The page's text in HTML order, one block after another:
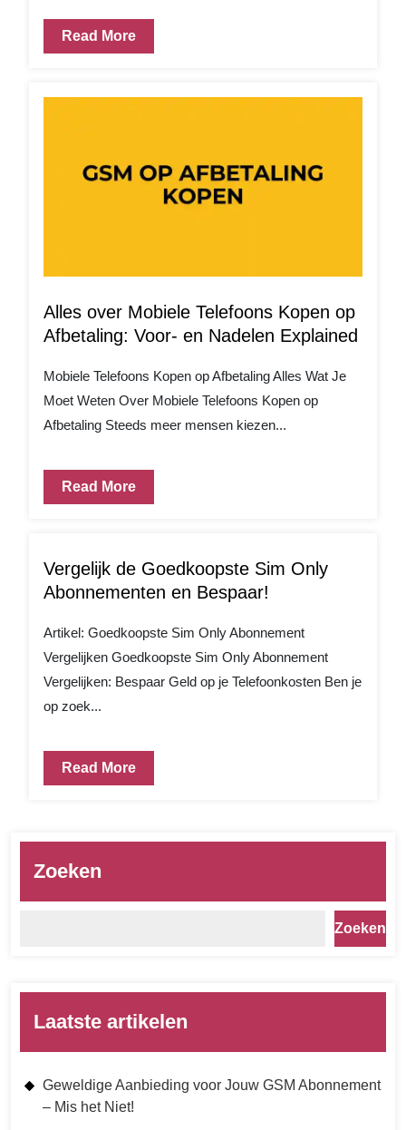
Read More
Alles over Mobiele Telefoons Kopen op
Afbetaling: Voor- en Nadelen Explained
Mobiele Telefoons Kopen op Afbetaling Alles Wat Je
Moet Weten Over Mobiele Telefoons Kopen op
Afbetaling Steeds meer mensen kiezen...
Read More
Vergelijk de Goedkoopste Sim Only
Abonnementen en Bespaar!
Artikel: Goedkoopste Sim Only Abonnement
Vergelijken Goedkoopste Sim Only Abonnement
Vergelijken: Bespaar Geld op je Telefoonkosten Ben je
op zoek...
Read More
Zoeken
Zoeken
Laatste artikelen
Geweldige Aanbieding voor Jouw GSM Abonnement
– Mis het Niet!